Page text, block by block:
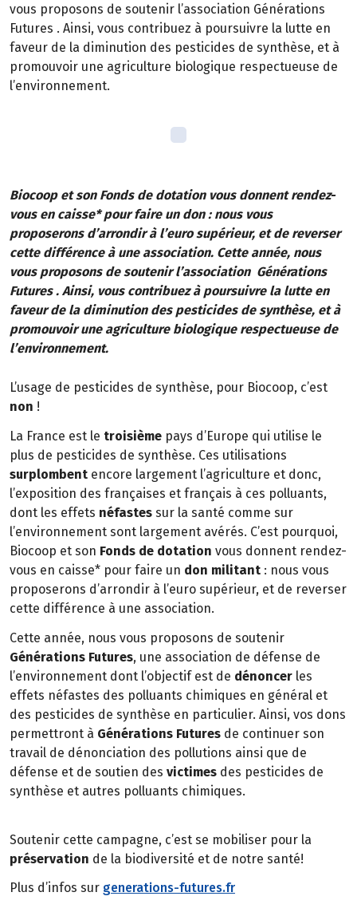
vous proposons de soutenir l’association Générations
Futures . Ainsi, vous contribuez à poursuivre la lutte en
faveur de la diminution des pesticides de synthèse, et à
promouvoir une agriculture biologique respectueuse de
l’environnement.
Biocoop et son Fonds de dotation vous donnent rendez-
vous en caisse* pour faire un don : nous vous
proposerons d’arrondir à l’euro supérieur, et de reverser
cette différence à une association. Cette année, nous
vous proposons de soutenir l’association Générations
Futures . Ainsi, vous contribuez à poursuivre la lutte en
faveur de la diminution des pesticides de synthèse, et à
promouvoir une agriculture biologique respectueuse de
l’environnement.
L’usage de pesticides de synthèse, pour Biocoop, c’est
non !
La France est le troisième pays d’Europe qui utilise le
plus de pesticides de synthèse. Ces utilisations
surplombent encore largement l’agriculture et donc,
l’exposition des françaises et français à ces polluants,
dont les effets néfastes sur la santé comme sur
l’environnement sont largement avérés. C’est pourquoi,
Biocoop et son Fonds de dotation vous donnent rendez-
vous en caisse* pour faire un don militant : nous vous
proposerons d’arrondir à l’euro supérieur, et de reverser
cette différence à une association.
Cette année, nous vous proposons de soutenir
Générations Futures, une association de défense de
l’environnement dont l’objectif est de dénoncer les
effets néfastes des polluants chimiques en général et
des pesticides de synthèse en particulier. Ainsi, vos dons
permettront à Générations Futures de continuer son
travail de dénonciation des pollutions ainsi que de
défense et de soutien des victimes des pesticides de
synthèse et autres polluants chimiques.
Soutenir cette campagne, c’est se mobiliser pour la
préservation de la biodiversité et de notre santé!
Plus d’infos sur generations-futures.fr